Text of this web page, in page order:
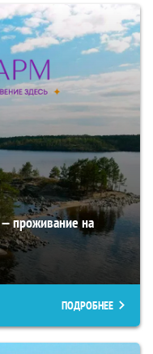
— проживание на
ПОДРОБНЕЕ